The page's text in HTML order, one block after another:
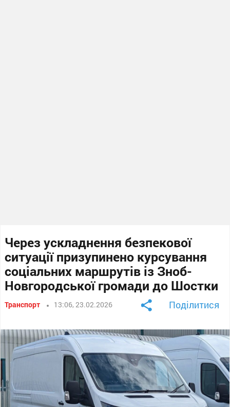
Через ускладнення безпекової
ситуації призупинено курсування
соціальних маршрутів із Зноб-
Новгородської громади до Шостки
Транспорт 13:06, 23.02.2026 Поділитися